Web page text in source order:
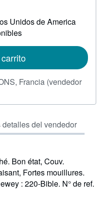
Unidos de America
Francia (vendedor
detalles del vendedor
Bon état, Couv.
Fortes mouillures.
: 220-Bible. N° de ref.